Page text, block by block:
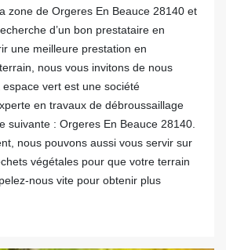
zone de Orgeres En Beauce 28140 et
d’un bon prestataire en
une meilleure prestation en
nous vous invitons de nous
vert est une société
en travaux de débroussaillage
suivante : Orgeres En Beauce 28140.
nous pouvons aussi vous servir sur
végétales pour que votre terrain
nous vite pour obtenir plus